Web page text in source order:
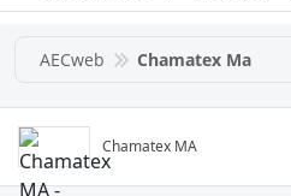
AECweb Chamatex Ma
Chamatex MA